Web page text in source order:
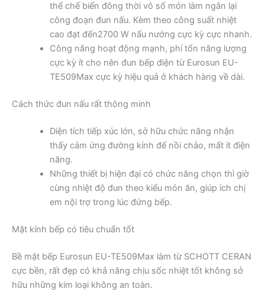
thể chế biến đông thời vô số món làm ngắn lại
công đoạn đun nấu. Kèm theo công suất nhiệt
cao đạt đến2700 W nấu nướng cực kỳ cực nhanh.
Công năng hoạt động mạnh, phí tổn năng lượng
cực kỳ ít cho nên đun bếp điện từ Eurosun EU-
TE509Max cực kỳ hiệu quả ở khách hàng về dài.
Cách thức đun nấu rất thông minh
Diện tích tiếp xúc lớn, sở hữu chức năng nhận
thấy cảm ứng đường kính đế nồi chảo, mất ít điện
năng.
Những thiết bị hiện đại có chức năng chọn thì giờ
cùng nhiệt độ đun theo kiểu món ăn, giúp ích chị
em nội trợ trong lúc đứng bếp.
Mặt kính bếp có tiêu chuẩn tốt
Bề mặt bếp Eurosun EU-TE509Max làm từ SCHOTT CERAN
cực bền, rất đẹp có khả năng chịu sốc nhiệt tốt không sở
hữu những kim loại không an toàn.